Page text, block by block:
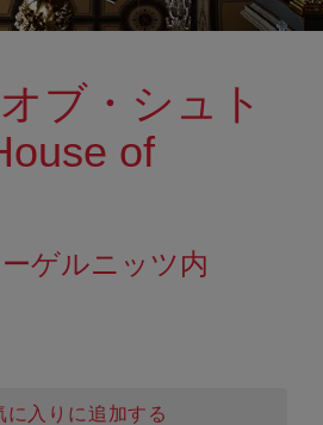
ブ・シュト
of
ゲルニッツ内
に入りに追加する